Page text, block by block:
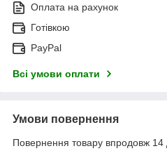
Оплата на рахунок
Готівкою
PayPal
Всі умови оплати
Умови повернення
Повернення товару впродовж 14